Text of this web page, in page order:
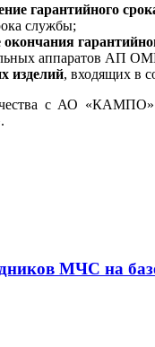
гарантийного
службы;
аппаратов АП
изделий, входящих в
с АО
МЧС на